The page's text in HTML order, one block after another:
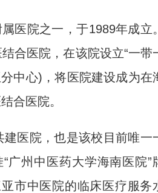
院之一，于1989年成立。
合医院，在该院设立“一带
中心)，将医院建设成为在
合医院。
医院，也是该校目前唯一
广州中医药大学海南医院”
市中医院的临床医疗服务